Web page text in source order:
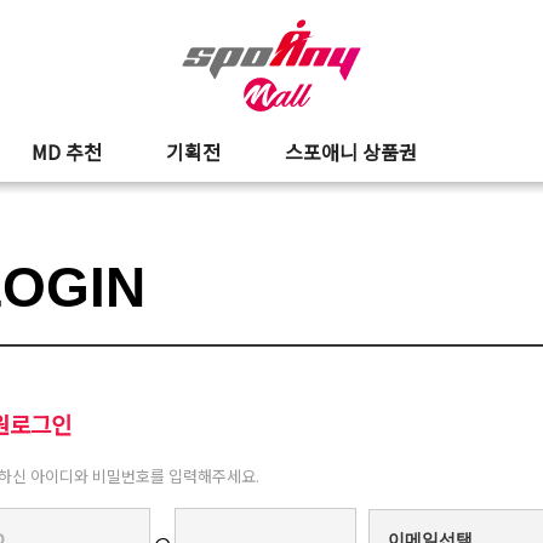
MD 추천 기획전 스포애니 상품권
로그인
신 아이디와 비밀번호를 입력해주세요.